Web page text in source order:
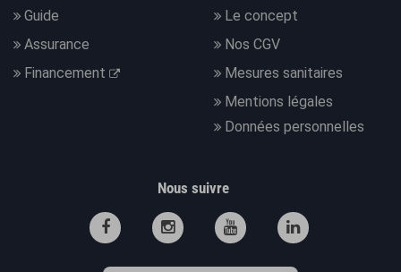
Guide
Assurance
Financement
Le concept
Nos CGV
Mesures sanitaires
Mentions légales
Données personnelles
Nous suivre